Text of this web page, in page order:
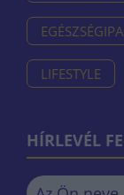
LIFESTYLE
HÍRLEVÉL